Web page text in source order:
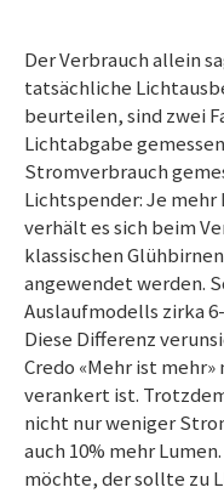
Der Verbrauch allein
tatsächliche
beurteilen, sind zwei
Lichtabgabe
Stromverbrauch
Lichtspender: Je mehr
verhält es sich beim
klassischen
angewendet werden.
Auslaufmodells zirka
Diese Differenz
Credo «Mehr ist
verankert ist.
nicht nur weniger
auch 10% mehr
möchte, der sollte zu